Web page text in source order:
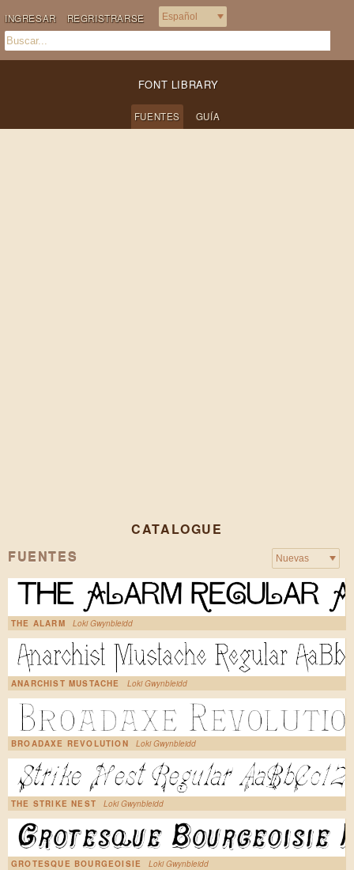
INGRESAR REGRISTRARSE
FONT LIBRARY
FUENTES GUÍA
CATALOGUE
FUENTES
THE ALARM Loki Gwynbleidd
ANARCHIST MUSTACHE Loki Gwynbleidd
BROADAXE REVOLUTION Loki Gwynbleidd
THE STRIKE NEST Loki Gwynbleidd
GROTESQUE BOURGEOISIE Loki Gwynbleidd